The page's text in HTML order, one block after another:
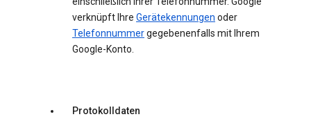
verknüpft Ihre Gerätekennungen oder
Telefonnummergegebenenfalls mit Ihrem
Google-Konto.
Protokolldaten